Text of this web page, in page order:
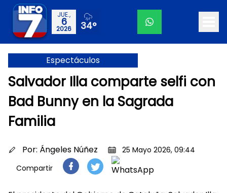
JUE.,
6
2026 34°
Espectáculos
Salvador Illa comparte selfi con
Bad Bunny en la Sagrada
Familia
Por: Ángeles Núñez
25 Mayo 2026, 09:44
Compartir